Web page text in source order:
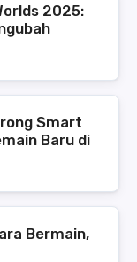
2025:
Smart
Baru di
Bermain,